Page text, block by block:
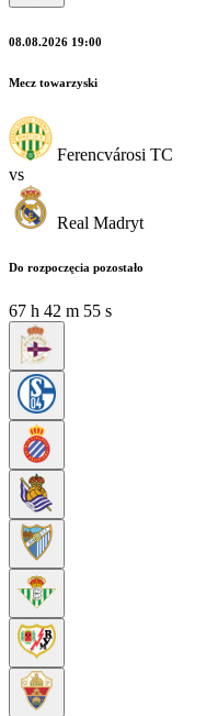
08.08.2026 19:00
Mecz towarzyski
Ferencvárosi TC
vs
Real Madryt
Do rozpoczęcia pozostało
67 h 42 m 55 s